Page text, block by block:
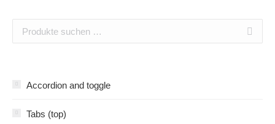
Accordion and toggle
Tabs (top)